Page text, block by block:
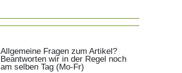
Allgemeine Fragen zum Artikel?
Beantworten wir in der Regel noch
am selben Tag (Mo-Fr)